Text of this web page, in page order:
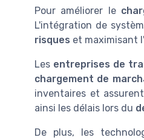
Pour améliorer le
L'intégration de
risques et maximisant
Les entreprises de
chargement de
inventaires et
ainsi les délais lors du
De plus, les